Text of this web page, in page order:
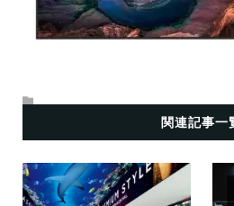
関連記事一